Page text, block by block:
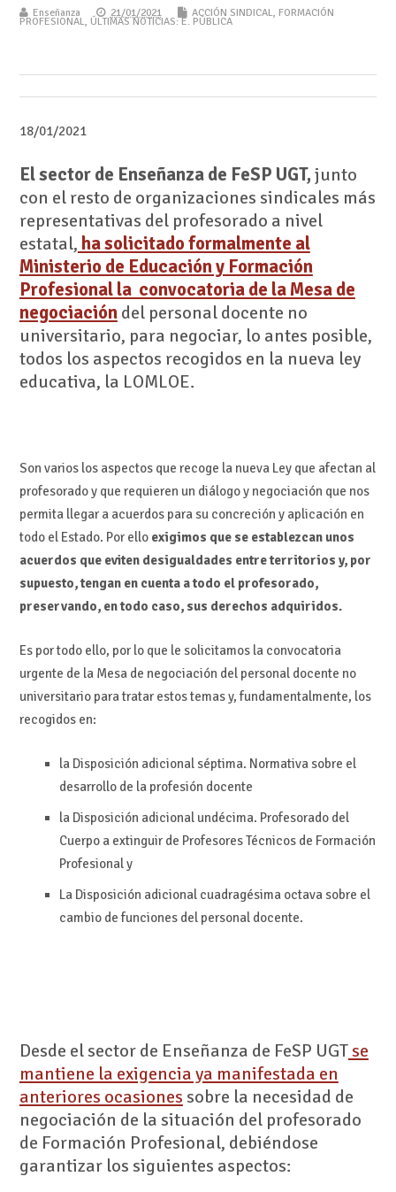
Enseñanza 21/01/2021 ACCIÓN SINDICAL, FORMACIÓN
PROFESIONAL, ÚLTIMAS NOTICIAS: E. PÚBLICA
18/01/2021
El sector de Enseñanza de FeSP UGT, junto
con el resto de organizaciones sindicales más
representativas del profesorado a nivel
estatal, ha solicitado formalmente al
Ministerio de Educación y Formación
Profesional la convocatoria de la Mesa de
negociacióndel personal docente no
universitario, para negociar, lo antes posible,
todos los aspectos recogidos en la nueva ley
educativa, la LOMLOE.
Son varios los aspectos que recoge la nueva Ley que afectan al
profesorado y que requieren un diálogo y negociación que nos
permita llegar a acuerdos para su concreción y aplicación en
todo el Estado. Por ello exigimos que se establezcan unos
acuerdos que eviten desigualdades entre territorios y, por
supuesto, tengan en cuenta a todo el profesorado,
preservando, en todo caso, sus derechos adquiridos.
Es por todo ello, por lo que le solicitamos la convocatoria
urgente de la Mesa de negociación del personal docente no
universitario para tratar estos temas y, fundamentalmente, los
recogidos en:
la Disposición adicional séptima. Normativa sobre el
desarrollo de la profesión docente
la Disposición adicional undécima. Profesorado del
Cuerpo a extinguir de Profesores Técnicos de Formación
Profesional y
La Disposición adicional cuadragésima octava sobre el
cambio de funciones del personal docente.
Desde el sector de Enseñanza de FeSP UGTse
mantiene la exigencia ya manifestada en
anteriores ocasiones sobre la necesidad de
negociación de la situación del profesorado
de Formación Profesional, debiéndose
garantizar los siguientes aspectos: